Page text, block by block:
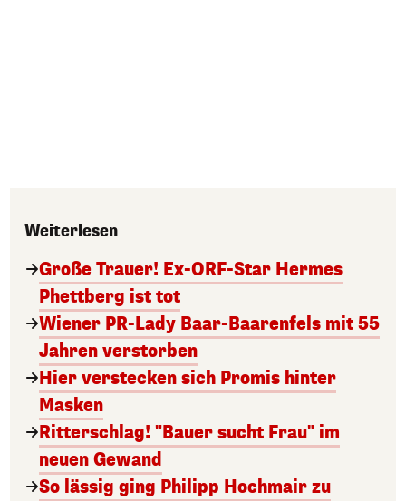
Weiterlesen
Große Trauer! Ex-ORF-Star Hermes
Phettberg ist tot
Wiener PR-Lady Baar-Baarenfels mit 55
Jahren verstorben
Hier verstecken sich Promis hinter
Masken
Ritterschlag! "Bauer sucht Frau" im
neuen Gewand
So lässig ging Philipp Hochmair zu